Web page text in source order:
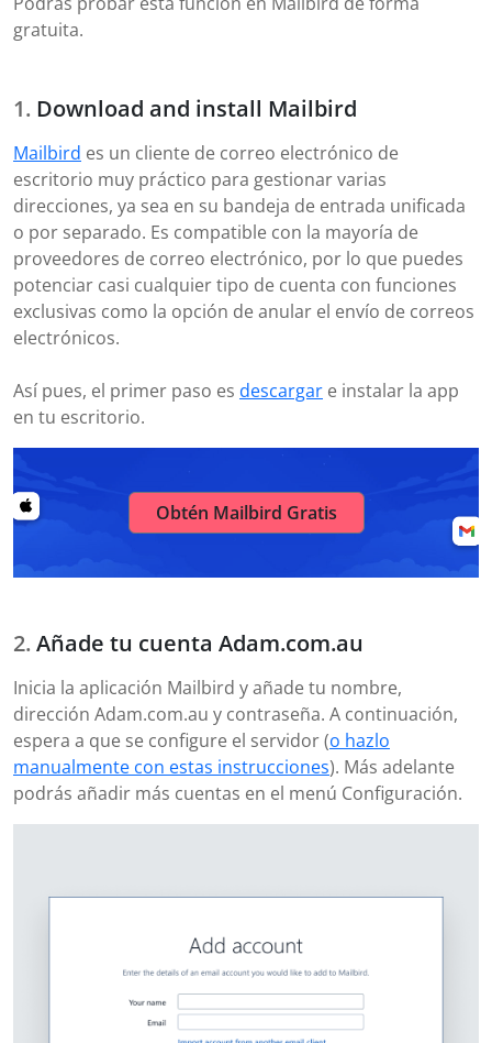
gratuita.
Download and install Mailbird
Mailbird es un cliente de correo electrónico de
escritorio muy práctico para gestionar varias
direcciones, ya sea en su bandeja de entrada unificada
o por separado. Es compatible con la mayoría de
proveedores de correo electrónico, por lo que puedes
potenciar casi cualquier tipo de cuenta con funciones
exclusivas como la opción de anular el envío de correos
electrónicos.
Así pues, el primer paso es descargar e instalar la app
en tu escritorio.
Obtén Mailbird Gratis
Añade tu cuenta Adam.com.au
Inicia la aplicación Mailbird y añade tu nombre,
dirección Adam.com.au y contraseña. A continuación,
espera a que se configure el servidor (o hazlo
manualmente con estas instrucciones). Más adelante
podrás añadir más cuentas en el menú Configuración.